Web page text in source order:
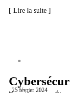
[ Lire la suite ]
, 25 février 2024